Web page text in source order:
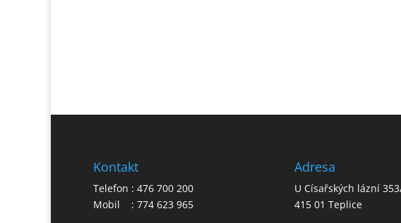
Kontakt
Telefon : 476 700 200
Mobil : 774 623 965
Adresa
U Císařských lázní
415 01 Teplice